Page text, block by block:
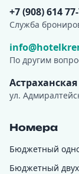
+7 (908) 614
Cлужба
По другим
ул.
Номера
Бюджетный
Бюджетный